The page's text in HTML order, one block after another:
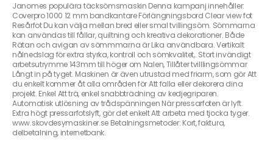
Janomes populära täcksömsmaskin Denna kampanj innehåller:
Coverpro 1000 12 mm bandkantare Förlängningsbord Clear view fot
Resårfot Du kan välja mellan bred eller smal tvillingsöm. Sömmarna
kan användas till fållar, quiltning och kreativa dekorationer. Både
Rätan och avigan av sömmmarna är Lika användbara. Vertikalt
nålnedslag för extra styrka, kontroll och sömkvalitet,. Stort invändigt
arbetsutrymme 143mm till höger om Nalen, Tillåter tvilllingsömmar
Långt in på tyget. Maskinen är även utrustad med friarm, som gör Att
du enkelt kommer åt alla områden för Att falla eller dekorera dina
projekt. Enkel Att trä, enkel snabbträdning av kedjegriparen.
Automatisk utlösning av trådspänningen När pressarfoten är lyft.
Extra högt pressarfotslyft, gör det enkelt Att arbeta med tjocka tyger.
www.skovdesymaskiner.se Betalningsmetoder: Kort, faktura,
delbetalning, internetbank.